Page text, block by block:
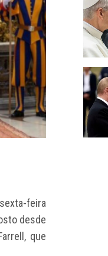
feira
desde
que